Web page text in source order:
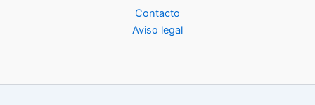
Contacto
Aviso legal